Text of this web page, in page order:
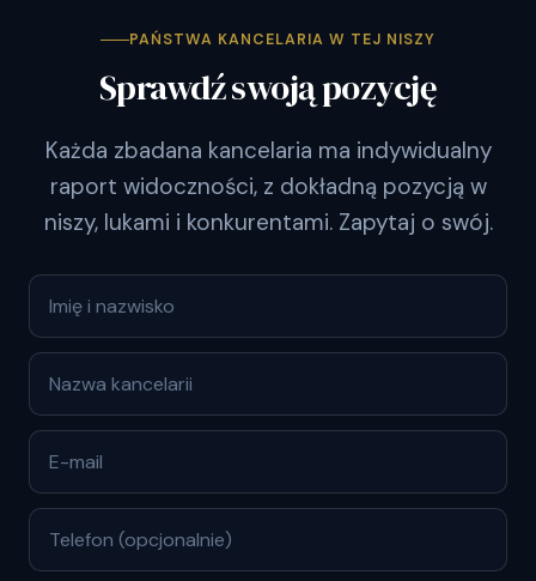
PAŃSTWA KANCELARIA W TEJ NISZY
Sprawdź swoją pozycję
Każda zbadana kancelaria ma indywidualny
raport widoczności, z dokładną pozycją w
niszy, lukami i konkurentami. Zapytaj o swój.